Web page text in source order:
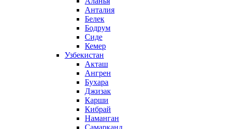
Анталия
Белек
Бодрум
Сиде
Кемер
Узбекистан
Акташ
Ангрен
Бухара
Джизак
Карши
Кибрай
Наманган
Самарканд